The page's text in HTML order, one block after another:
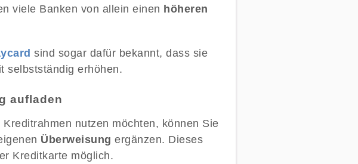
viele Banken von allein einen höheren
sind sogar dafür bekannt, dass sie
selbstständig erhöhen.
aufladen
nutzen möchten, können Sie
Überweisung ergänzen. Dieses
Kreditkarte möglich.